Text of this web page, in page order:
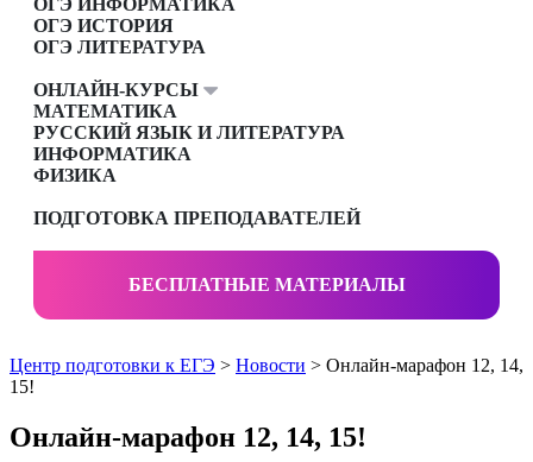
ОГЭ ИНФОРМАТИКА
ОГЭ ИСТОРИЯ
ОГЭ ЛИТЕРАТУРА
ОНЛАЙН-КУРСЫ
МАТЕМАТИКА
РУССКИЙ ЯЗЫК И ЛИТЕРАТУРА
ИНФОРМАТИКА
ФИЗИКА
ПОДГОТОВКА ПРЕПОДАВАТЕЛЕЙ
БЕСПЛАТНЫЕ МАТЕРИАЛЫ
Центр подготовки к ЕГЭ > Новости > Онлайн-марафон 12, 14,
15!
Онлайн-марафон 12, 14, 15!